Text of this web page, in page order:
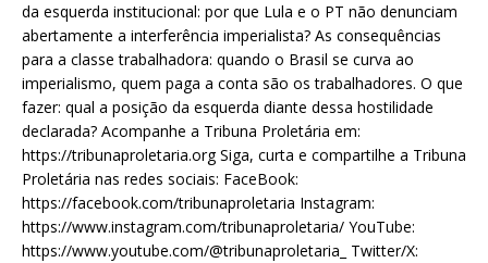
da esquerda institucional: por que Lula e o PT não denunciam
abertamente a interferência imperialista? As consequências
para a classe trabalhadora: quando o Brasil se curva ao
imperialismo, quem paga a conta são os trabalhadores. O que
fazer: qual a posição da esquerda diante dessa hostilidade
declarada? Acompanhe a Tribuna Proletária em:
https://tribunaproletaria.org Siga, curta e compartilhe a Tribuna
Proletária nas redes sociais: FaceBook:
https://facebook.com/tribunaproletaria Instagram:
https://www.instagram.com/tribunaproletaria/ YouTube:
https://www.youtube.com/@tribunaproletaria_ Twitter/X: